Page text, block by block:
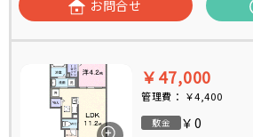
お問合せ
￥47,000
管理費： ￥4,400
敷金 ￥0